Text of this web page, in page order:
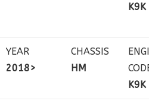
K9K
YEAR
2018>
CHASSIS
HM
K9K